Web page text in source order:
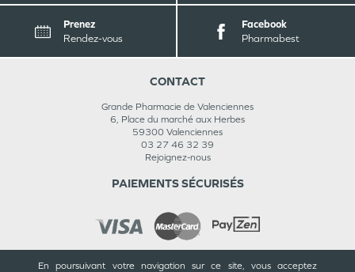
En poursuivant votre navigation sur ce site, vous acceptez
Prenez
Rendez-vous
Facebook
Pharmabest
CONTACT
Grande Pharmacie de Valenciennes
6, Place du marché aux Herbes
59300 Valenciennes
03 27 46 32 39
Rejoignez-nous
INFORMATIONS
PAIEMENTS SÉCURISÉS